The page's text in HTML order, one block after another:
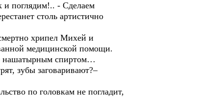
и поглядим!.. - Сделаем
столь артистично
хрипел Михей и
медицинской помощи.
нашатырным спиртом…
зубы заговаривают?–
по головкам не погладит,